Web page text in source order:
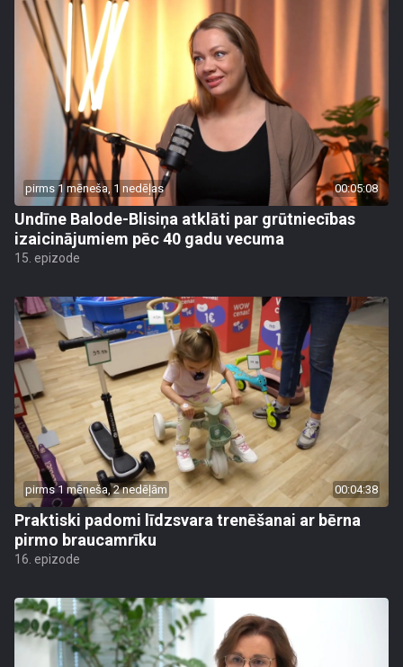
pirms 1 mēneša, 1 nedēļas 00:05:08
Undīne Balode-Blisiņa atklāti par grūtniecības
izaicinājumiem pēc 40 gadu vecuma
15. epizode
pirms 1 mēneša, 2 nedēļām 00:04:38
Praktiski padomi līdzsvara trenēšanai ar bērna
pirmo braucamrīku
16. epizode